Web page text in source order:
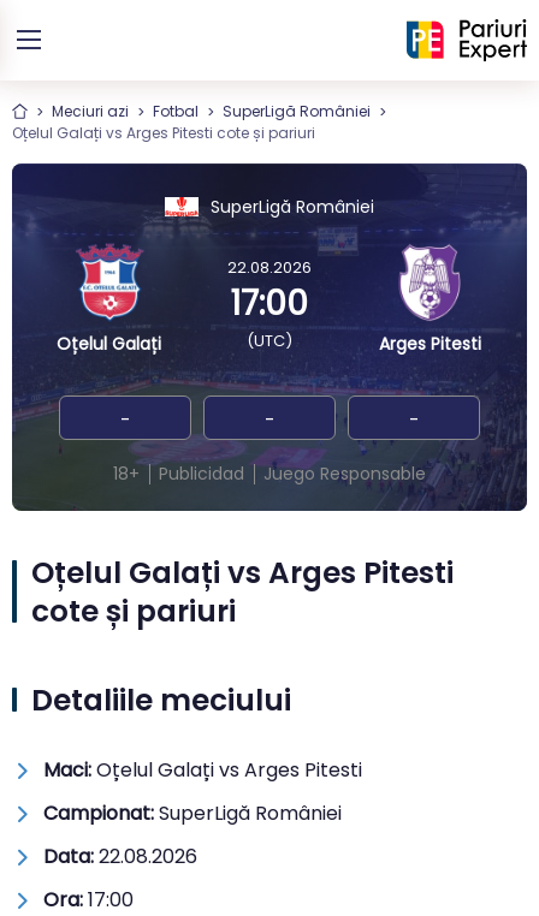
Meciuri azi Fotbal
SuperLigă României
Oțelul Galați vs Arges Pitesti cote și pariuri
SuperLigă României
Oțelul Galați
22.08.2026
17:00
(UTC) Arges Pitesti
- - -
18+ Publicidad Juego Responsable
Oțelul Galați vs Arges Pitesti
cote și pariuri
Detaliile meciului
Maci:Oțelul Galați vs Arges Pitesti
Campionat:SuperLigă României
Data:22.08.2026
Ora:17:00